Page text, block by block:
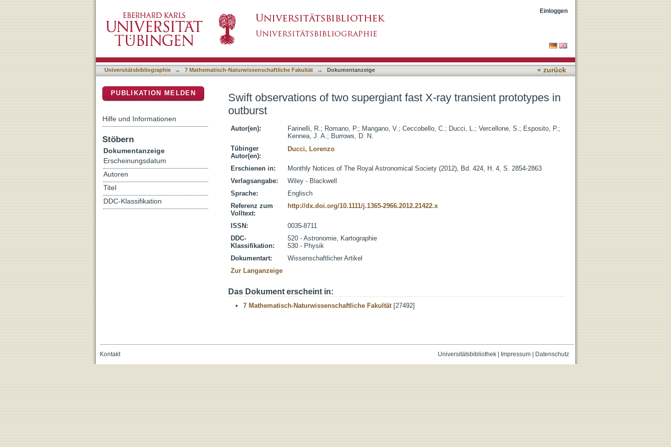
Einloggen
Universitätsbibliographie → 7 Mathematisch-Naturwissenschaftliche Fakultät → Dokumentanzeige « zurück
Swift observations of two supergiant fast X-ray transient prototypes in
outburst
Autor(en): Farinelli, R.; Romano, P.; Mangano, V.; Ceccobello, C.; Ducci, L.; Vercellone, S.; Esposito, P.;
Kennea, J. A.; Burrows, D. N.
Tübinger
Autor(en):
Ducci, Lorenzo
Erschienen in:
Monthly Notices of The Royal Astronomical Society (2012), Bd. 424, H. 4, S. 2854-2863
Verlagsangabe:
Wiley - Blackwell
Sprache:
Englisch
Referenz zum
Volltext:
http://dx.doi.org/10.1111/j.1365-2966.2012.21422.x
ISSN:
0035-8711
DDC-
Klassifikation:
520 - Astronomie, Kartographie
530 - Physik
Dokumentart:
Wissenschaftlicher Artikel
Zur Langanzeige
Das Dokument erscheint in:
7 Mathematisch-Naturwissenschaftliche Fakultät[27492]
PUBLIKATION MELDEN
Hilfe und Informationen
Stöbern
Dokumentanzeige
Erscheinungsdatum
Autoren
Titel
DDC-Klassifikation
Universitätsbibliothek| Impressum| Datenschutz
Kontakt